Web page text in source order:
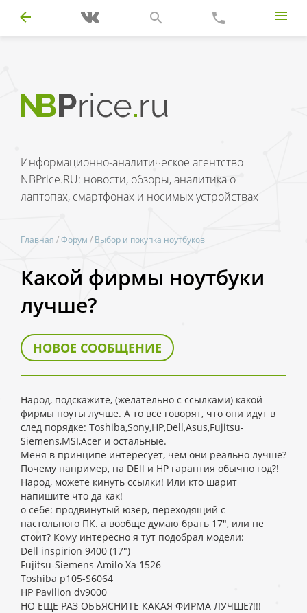
Информационно-аналитическое агентство
NBPrice.RU: новости, обзоры, аналитика о
лаптопах, смартфонах и носимых устройствах
Главная /Форум / Выбор и покупка ноутбуков
Какой фирмы ноутбуки
лучше?
НОВОЕ СООБЩЕНИЕ
Народ, подскажите, (желательно с ссылками) какой
фирмы ноуты лучше. А то все говорят, что они идут в
след порядке: Toshiba,Sony,HP,Dell,Asus,Fujitsu-
Siemens,MSI,Acer и остальные.
Меня в принципе интересует, чем они реально лучше?
Почему например, на DEll и HP гарантия обычно год?!
Народ, можете кинуть ссылки! Или кто шарит
напишите что да как!
о себе: продвинутый юзер, переходящий с
настольного ПК. а вообще думаю брать 17", или не
стоит? Кому интересно я тут подобрал модели:
Dell inspirion 9400 (17")
Fujitsu-Siemens Amilo Xa 1526
Toshiba p105-S6064
HP Pavilion dv9000
НО ЕЩЕ РАЗ ОБЪЯСНИТЕ КАКАЯ ФИРМА ЛУЧШЕ?!!!